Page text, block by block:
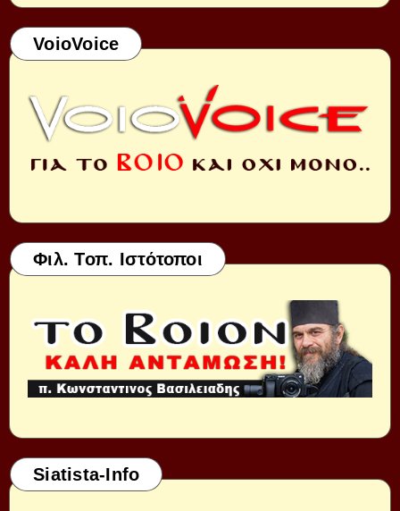
VoioVoice
Φιλ. Τοπ. Ιστότοποι
Siatista-Info